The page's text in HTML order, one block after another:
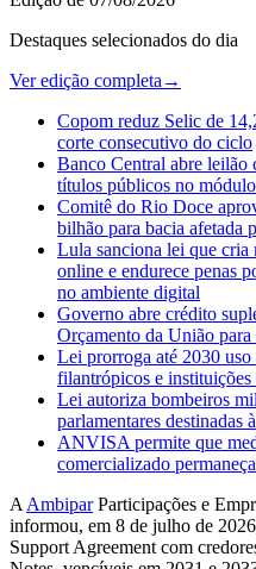
Destaques selecionados do dia
Ver edição completa →
Copom reduz Selic de
corte consecutivo do ciclo
Banco Central abre leilão
títulos públicos no
Comitê do Rio Doce
bilhão para bacia afetada
Lula sanciona lei que
online e endurece penas
no ambiente digital
Governo abre crédito
Orçamento da União
Lei prorroga até 2030
filantrópicos e instituições
Lei autoriza bombeiros
parlamentares destinadas
ANVISA permite que
comercializado
A AmbiparParticipações e
informou, em 8 de julho de
Support Agreement com